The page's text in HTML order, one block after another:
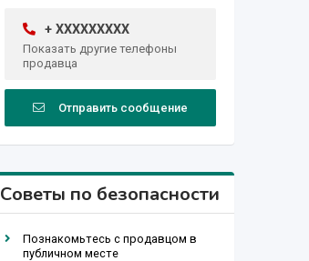
+ XXXXXXXXX
Показать другие телефоны
продавца
Отправить сообщение
Советы по безопасности
Познакомьтесь с продавцом в
публичном месте